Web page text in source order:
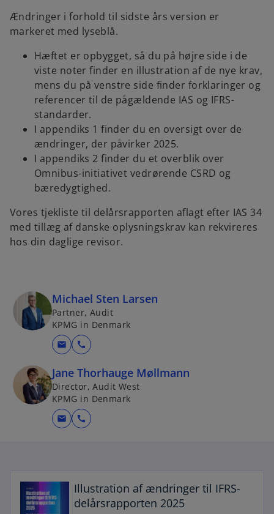
Ændringer i forhold til sidste års version er
markeret med lyseblå.
Hæftet er opbygget, så du på højre side i de
viste noter finder en illustration af de nye krav,
mens du på venstre side finder forklaringer og
referencer til de pågældende IAS og IFRS-
standarder.
I appendiks 1 finder du en oversigt over de
ændringer, der påvirker 2025.
I appendiks 2 finder du et overblik over
Omnibus-initiativet vedrørende CSRD og
bæredygtighed.
Vores tjekliste til delårsrapporten aflagt efter IAS 34
med tillæg af danske oplysningskrav kan rekvireres
hos din daglige revisor.
Michael Sten Larsen
Partner, Audit
KPMG in Denmark
mail call
Jane Thorhauge Møllmann
Director, Audit West
KPMG in Denmark
mail call
Illustration af ændringer til IFRS-
delårsrapporten 2025
n
s